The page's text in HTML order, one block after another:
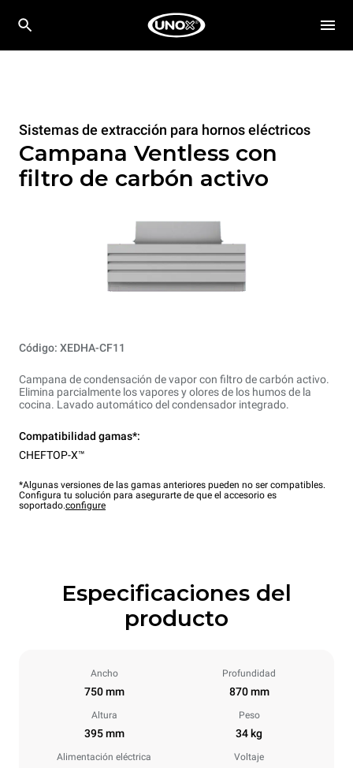
Sistemas de extracción para hornos eléctricos
Campana Ventless con
filtro de carbón activo
Código: XEDHA-CF11
Campana de condensación de vapor con filtro de carbón activo.
Elimina parcialmente los vapores y olores de los humos de la
cocina. Lavado automático del condensador integrado.
Compatibilidad gamas*:
CHEFTOP-X™
*Algunas versiones de las gamas anteriores pueden no ser compatibles.
Configura tu solución para asegurarte de que el accesorio es
soportado.configure
Especificaciones del
producto
Ancho
750 mm
Profundidad
870 mm
Altura
395 mm
Peso
34 kg
Alimentación eléctrica Voltaje